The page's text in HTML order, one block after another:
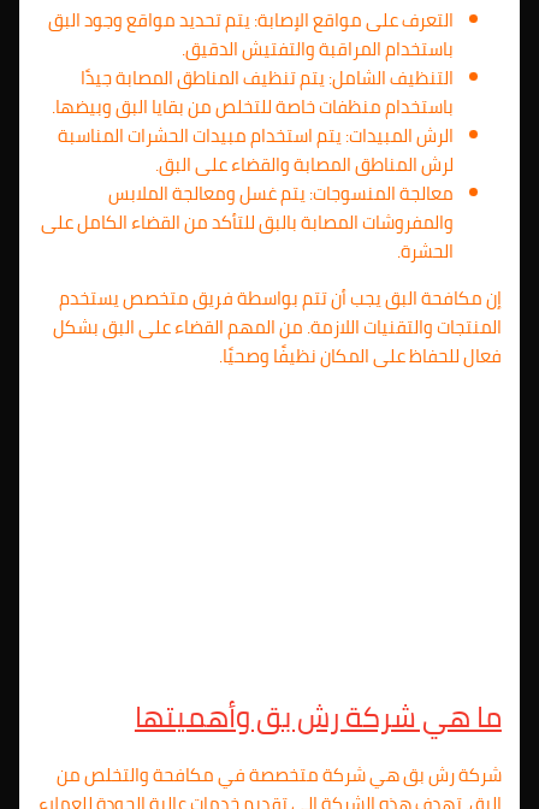
التعرف على مواقع الإصابة: يتم تحديد مواقع وجود البق
باستخدام المراقبة والتفتيش الدقيق.
التنظيف الشامل: يتم تنظيف المناطق المصابة جيدًا
باستخدام منظفات خاصة للتخلص من بقايا البق وبيضها.
الرش المبيدات: يتم استخدام مبيدات الحشرات المناسبة
لرش المناطق المصابة والقضاء على البق.
معالجة المنسوجات: يتم غسل ومعالجة الملابس
والمفروشات المصابة بالبق للتأكد من القضاء الكامل على
الحشرة.
إن مكافحة البق يجب أن تتم بواسطة فريق متخصص يستخدم
المنتجات والتقنيات اللازمة. من المهم القضاء على البق بشكل
فعال للحفاظ على المكان نظيفًا وصحيًا.
ما هي شركة رش بق وأهميتها
شركة رش بق هي شركة متخصصة في مكافحة والتخلص من